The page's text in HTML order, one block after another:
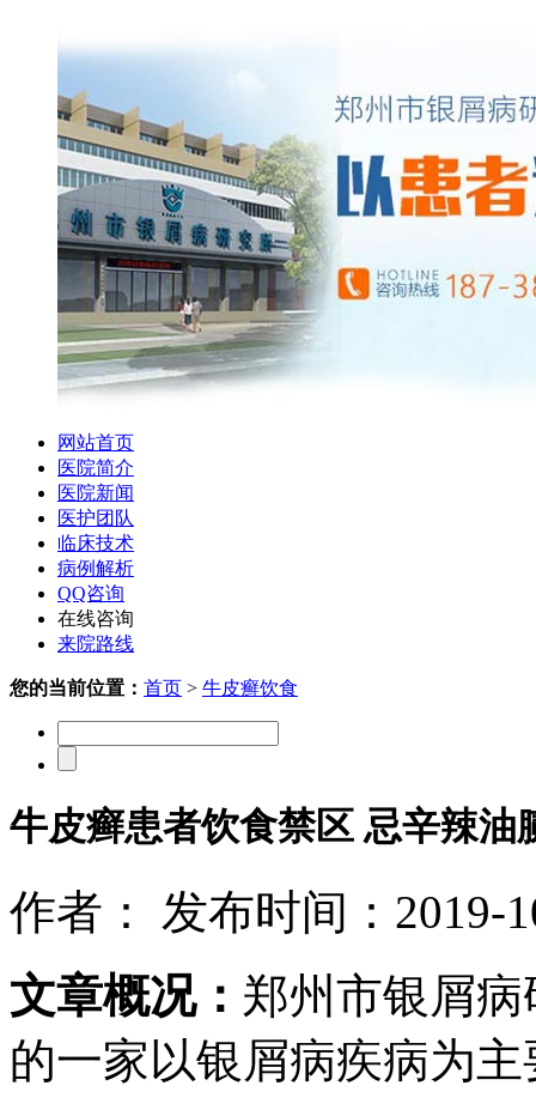
网站首页
医院简介
医院新闻
医护团队
临床技术
病例解析
QQ咨询
在线咨询
来院路线
您的当前位置： 首页 > 牛皮癣饮食
牛皮癣患者饮食禁区 忌辛辣油
作者： 发布时间：2019-
文章概况： 郑州市银屑
的一家以银屑病疾病为